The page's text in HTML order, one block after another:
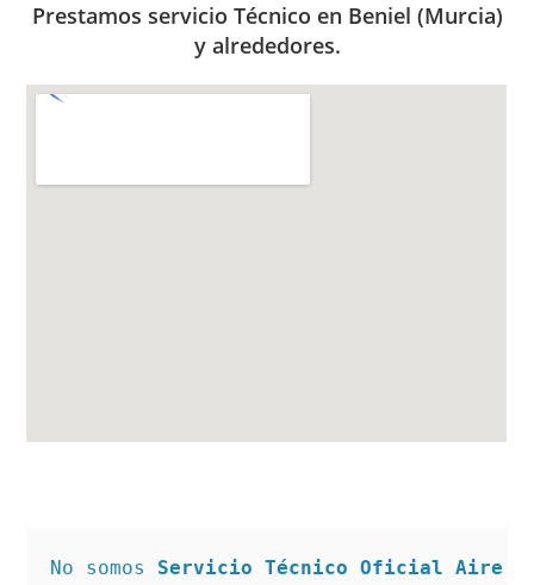
Prestamos servicio Técnico en Beniel (Murcia)
y alrededores.
No somos Servicio Técnico Oficial Aire